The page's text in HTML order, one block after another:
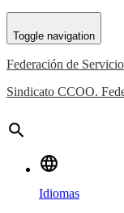
Toggle navigation
Federación de
Sindicato CCOO.
search
language
Idiomas